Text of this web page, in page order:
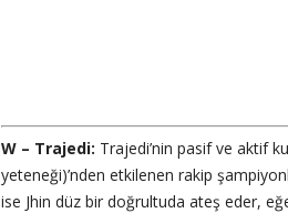
W – Trajedi: Trajedi’nin pasif ve aktif
yeteneği)’nden etkilenen rakip
ise Jhin düz bir doğrultuda ateş eder,